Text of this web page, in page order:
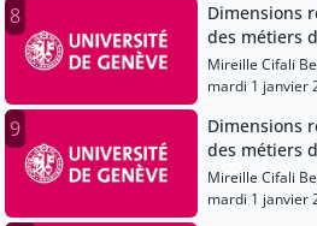
8
Dimensions
des métiers
Mireille Cifali
mardi 1 janvier
9
Dimensions
des métiers
Mireille Cifali
mardi 1 janvier